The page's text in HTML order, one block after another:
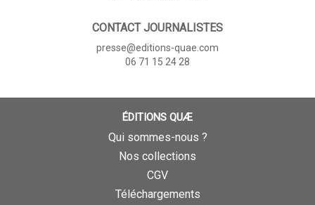
CONTACT JOURNALISTES
presse@editions-quae.com
06 71 15 24 28
ÉDITIONS QUÆ
Qui sommes-nous ?
Nos collections
CGV
Téléchargements